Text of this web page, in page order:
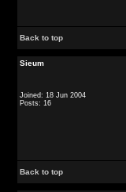
Back to top
Sieum
Joined: 18 Jun 2004
Posts: 16
Back to top